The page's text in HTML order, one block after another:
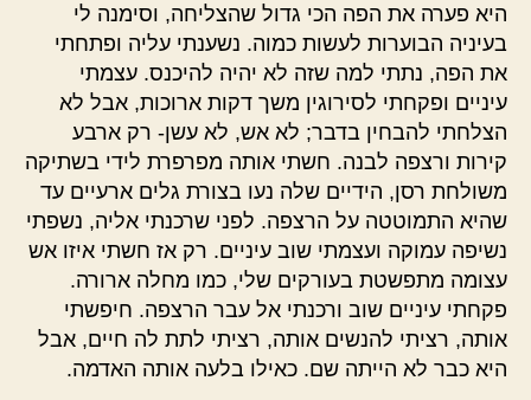
היא פערה את הפה הכי גדול שהצליחה, וסימנה לי
בעיניה הבוערות לעשות כמוה. נשענתי עליה ופתחתי
את הפה, נתתי למה שזה לא יהיה להיכנס. עצמתי
עיניים ופקחתי לסירוגין משך דקות ארוכות, אבל לא
הצלחתי להבחין בדבר; לא אש, לא עשן- רק ארבע
קירות ורצפה לבנה. חשתי אותה מפרפרת לידי בשתיקה
משולחת רסן, הידיים שלה נעו בצורת גלים ארעיים עד
שהיא התמוטטה על הרצפה. לפני שרכנתי אליה, נשפתי
נשיפה עמוקה ועצמתי שוב עיניים. רק אז חשתי איזו אש
עצומה מתפשטת בעורקים שלי, כמו מחלה ארורה.
פקחתי עיניים שוב ורכנתי אל עבר הרצפה. חיפשתי
אותה, רציתי להנשים אותה, רציתי לתת לה חיים, אבל
היא כבר לא הייתה שם. כאילו בלעה אותה האדמה.